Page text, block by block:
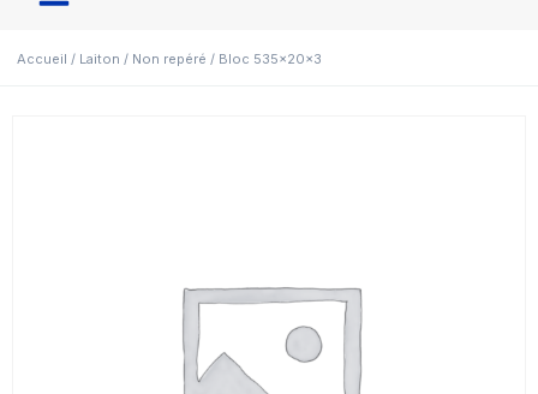
Accueil / Laiton / Non repéré / Bloc 535x20x3